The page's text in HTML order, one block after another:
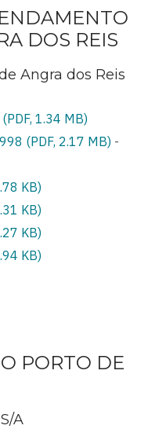
DOS REIS
Angra dos Reis
1.34 MB)
(PDF, 2.17 MB) -
KB)
KB)
KB)
KB)
PORTO DE
A